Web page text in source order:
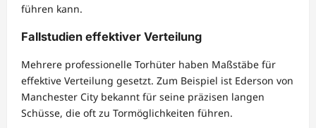
führen kann.
Fallstudien effektiver Verteilung
Mehrere professionelle Torhüter haben Maßstäbe für
effektive Verteilung gesetzt. Zum Beispiel ist Ederson von
Manchester City bekannt für seine präzisen langen
Schüsse, die oft zu Tormöglichkeiten führen.